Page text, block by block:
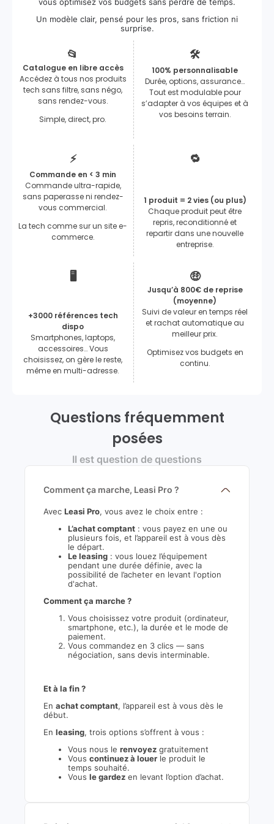
vous optimisez vos budgets sans perdre de temps.
Un modèle clair, pensé pour les pros, sans friction ni
surprise.
📂
Catalogue en libre accès
Accédez à tous nos produits
tech sans filtre, sans négo,
sans rendez-vous.
Simple, direct, pro.
🛠️
100% personnalisable
Durée, options, assurance…
Tout est modulable pour
s’adapter à vos équipes et à
vos besoins terrain.
⚡
Commande en < 3 min
Commande ultra-rapide,
sans paperasse ni rendez-
vous commercial.
La tech comme sur un site e-
commerce.
🔁
1 produit = 2 vies (ou plus)
Chaque produit peut être
repris, reconditionné et
repartir dans une nouvelle
entreprise.
🖥️
+3000 références tech
dispo
Smartphones, laptops,
accessoires… Vous
choisissez, on gère le reste,
même en multi-adresse.
🤑
Jusqu’à 800€ de reprise
(moyenne)
Suivi de valeur en temps réel
et rachat automatique au
meilleur prix.
Optimisez vos budgets en
continu.
Questions fréquemment
posées
Il est question de questions
Comment ça marche, Leasi Pro ?
Avec Leasi Pro, vous avez le choix entre :
L’achat comptant : vous payez en une ou
plusieurs fois, et l’appareil est à vous dès
le départ.
Le leasing : vous louez l’équipement
pendant une durée définie, avec la
possibilité de l’acheter en levant l'option
d'achat.
Comment ça marche ?
Vous choisissez votre produit (ordinateur,
smartphone, etc.), la durée et le mode de
paiement.
Vous commandez en 3 clics — sans
négociation, sans devis interminable.
Et à la fin ?
Enachat comptant, l’appareil est à vous dès le
début.
En leasing, trois options s’offrent à vous :
Vous nous lerenvoyez gratuitement
Vouscontinuez à louer le produit le
temps souhaité.
Vousle gardez en levant l’option d’achat.